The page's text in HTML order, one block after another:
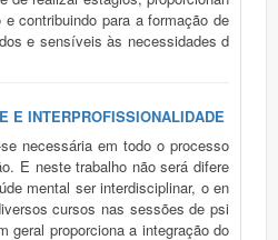
contribuindo para a formação de
e sensíveis às necessidades d
E INTERPROFISSIONALIDADE
necessária em todo o processo
E neste trabalho não será difere
mental ser interdisciplinar, o en
cursos nas sessões de psi
geral proporciona a integração do